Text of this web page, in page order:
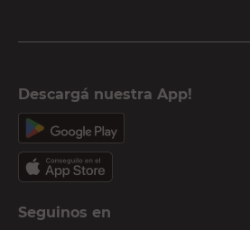
Descargá nuestra App!
Seguinos en